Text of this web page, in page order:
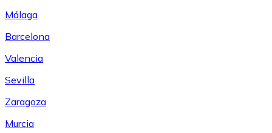
Málaga
Barcelona
Valencia
Sevilla
Zaragoza
Murcia